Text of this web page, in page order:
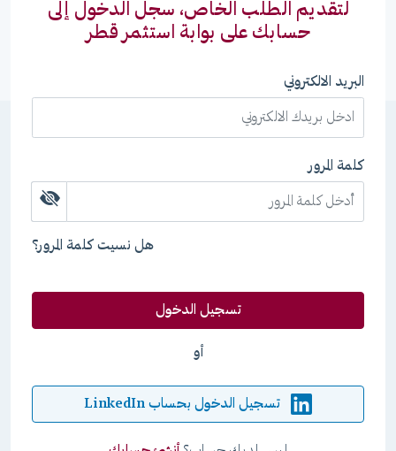
لتقديم الطلب الخاص، سجل الدخول إلى
حسابك على بوابة استثمر قطر
البريد الالكتروني
كلمة المرور
هل نسيت كلمة المرور؟
تسجيل الدخول
أو
تسجيل الدخول بحساب LinkedIn